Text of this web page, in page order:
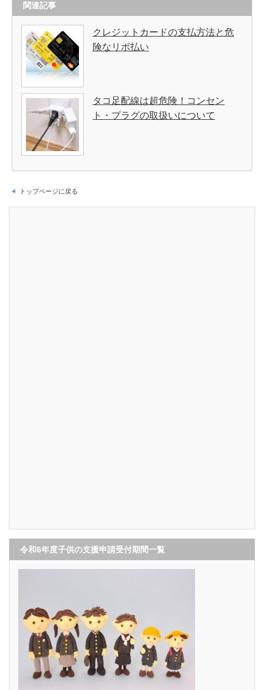
関連記事
クレジットカードの支払方法と危
険なリボ払い
タコ足配線は超危険！コンセン
ト・プラグの取扱いについて
トップページに戻る
令和6年度子供の支援申請受付期間一覧